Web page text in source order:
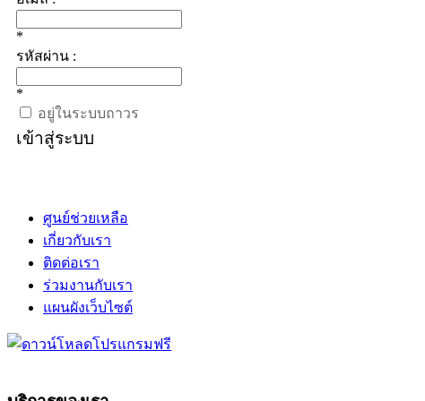
*
รหัสผ่าน :
*
อยู่ในระบบถาวร
เข้าสู่ระบบ
ศูนย์ช่วยเหลือ
เกี่ยวกับเรา
ติดต่อเรา
ร่วมงานกับเรา
แผนผังเว็บไซต์